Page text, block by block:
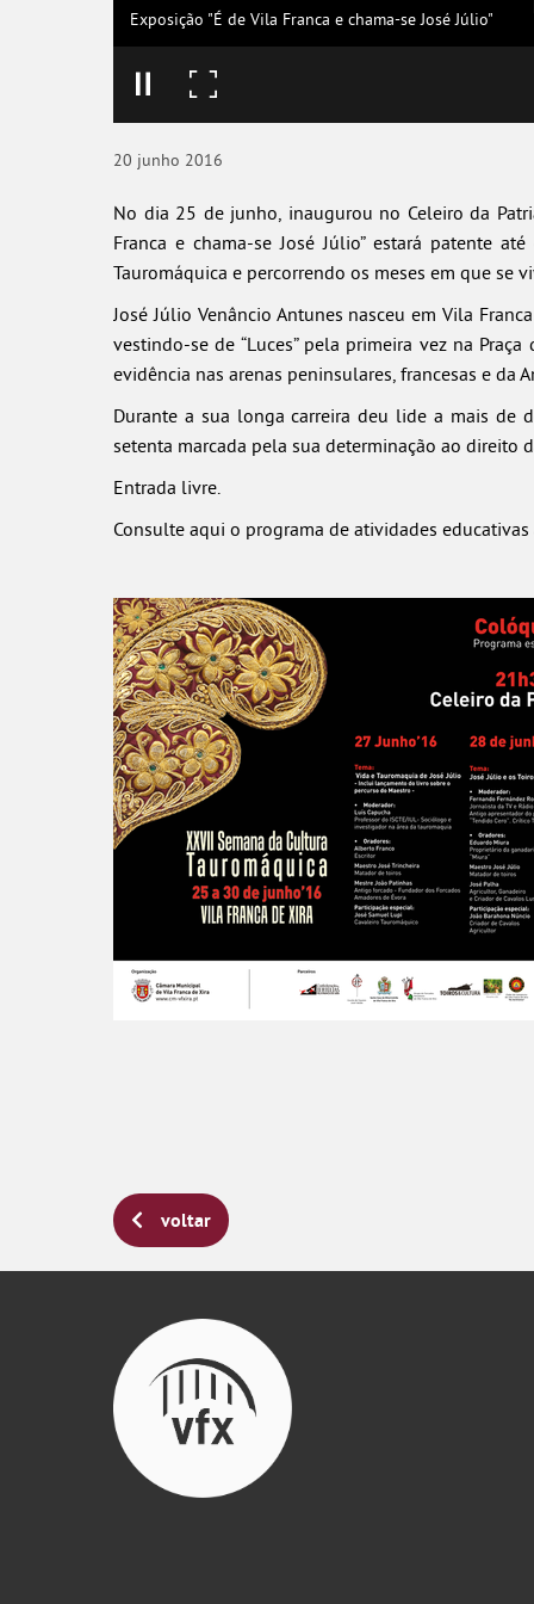
Exposição "É de Vila Franca e chama-se José Júlio"
20 junho 2016
No dia 25 de junho, inaugurou no Celeiro da
Franca e chama-se José Júlio” estará patente
Tauromáquica e percorrendo os meses em que se
José Júlio Venâncio Antunes nasceu em Vila
vestindo-se de “Luces” pela primeira vez na
evidência nas arenas peninsulares, francesas e da
Durante a sua longa carreira deu lide a mais de
setenta marcada pela sua determinação ao direito
Entrada livre.
Consulte aqui o programa de atividades
voltar